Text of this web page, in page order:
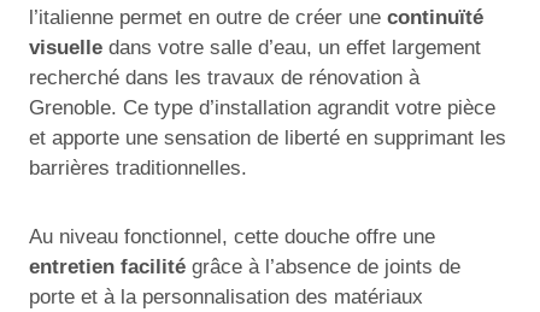
l’italienne permet en outre de créer une continuïté
visuelle dans votre salle d’eau, un effet largement
recherché dans les travaux de rénovation à
Grenoble. Ce type d’installation agrandit votre pièce
et apporte une sensation de liberté en supprimant les
barrières traditionnelles.
Au niveau fonctionnel, cette douche offre une
entretien facilité grâce à l’absence de joints de
porte et à la personnalisation des matériaux